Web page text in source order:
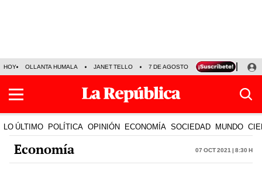
HOY OLLANTA HUMALA JANET TELLO 7 DE AGOSTO TINKA RESULTADOS
LO ÚLTIMO POLÍTICA OPINIÓN ECONOMÍA SOCIEDAD MUNDO
Economía 07 Oct 2021 | 8:30 h